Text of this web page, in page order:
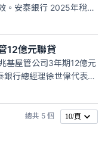
。安泰銀行 2025年稅後
近4年新高。資本結構
年底，資本適足率
14.36%、逾放比率
，資產品
12億元聯貸
基屋管公司3年期12億元
行總經理徐世偉代表銀
正式簽約。該案原擬募
約完成募集，顯示銀行團
位及長期發展潛力的高
總共 5 個 10/頁